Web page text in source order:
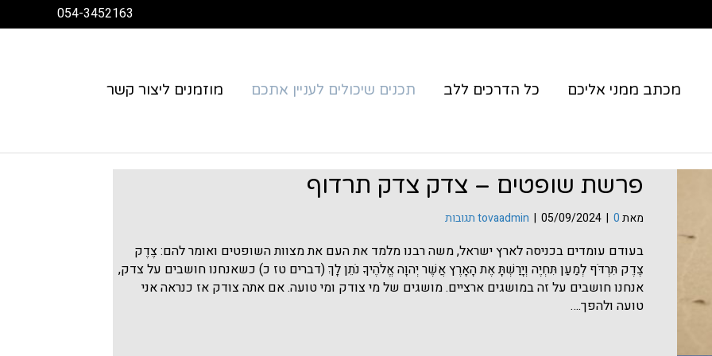
054-3452163
מכתב ממני אליכם כל הדרכים ללב תכנים שיכולים לעניין אתכם מוזמנים ליצור קשר
פרשת שופטים – צדק צדק תרדוף
מאת tovaadmin | 05/09/2024 | 0 תגובות
בעודם עומדים בכניסה לארץ ישראל, משה רבנו מלמד את העם את מצוות השופטים ואומר להם: צֶדֶק
צֶדֶק תִּרְדֹּף לְמַעַן תִּחְיֶה וְיָרַשְׁתָּ אֶת הָאָרֶץ אֲשֶׁר יְהוָה אֱלֹהֶיךָ נֹתֵן לָךְ (דברים טז כ) כשאנחנו חושבים על צדק,
אנחנו חושבים על זה במושגים ארציים. מושגים של מי צודק ומי טועה. אם אתה צודק אז כנראה אני
טועה ולהפך.…